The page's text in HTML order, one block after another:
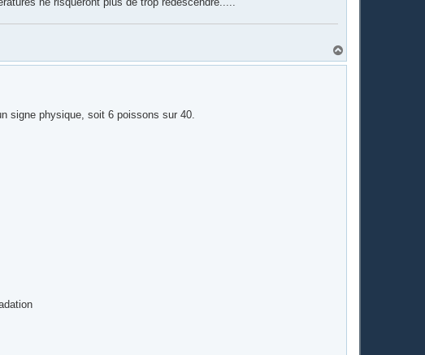
a
signe physique, soit 6 poissons sur 40.